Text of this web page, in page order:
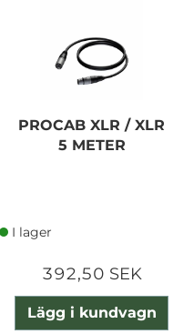
PROCAB XLR / XLR
5 METER
I lager
392,50 SEK
Lägg i kundvagn